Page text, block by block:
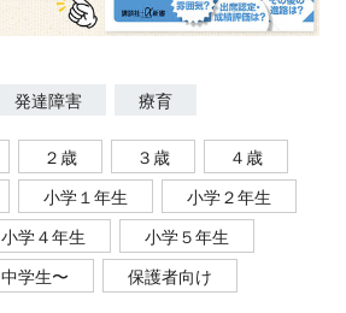
発達障害 療育
２歳 ３歳
４歳
小学１年生
小学２年生
小学４年生
小学５年生
中学生〜 保護者向け